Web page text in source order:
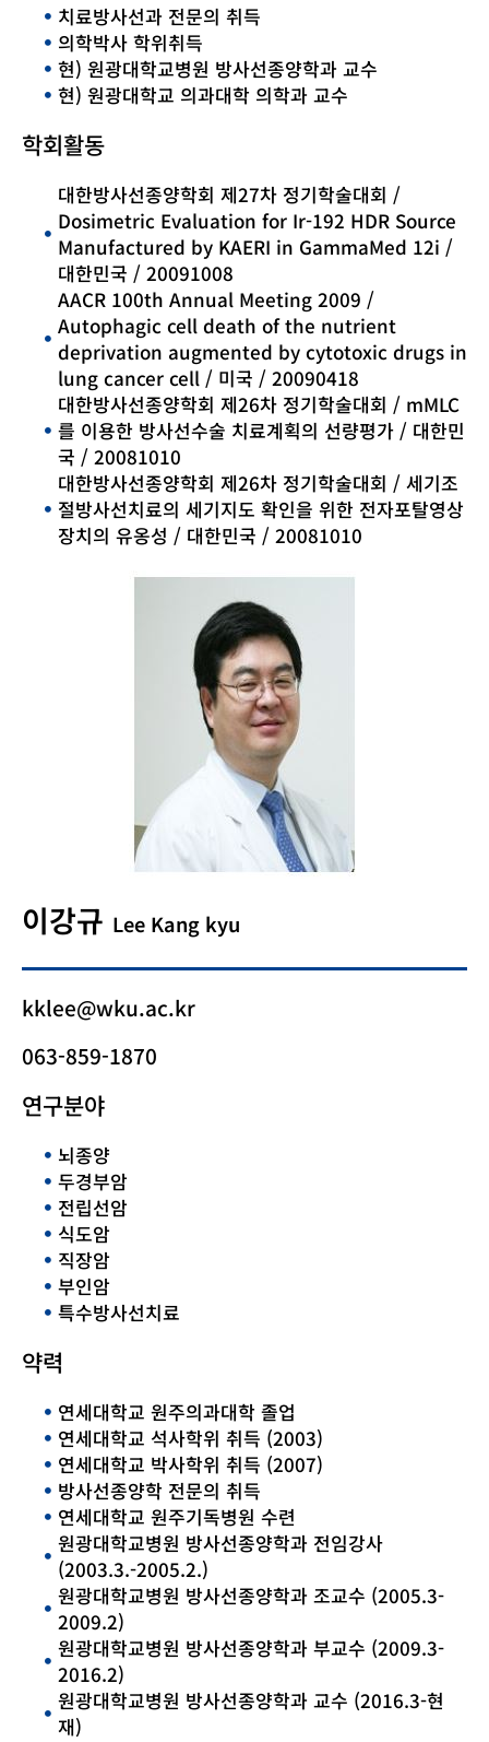
치료방사선과 전문의 취득
의학박사 학위취득
현) 원광대학교병원 방사선종양학과 교수
현) 원광대학교 의과대학 의학과 교수
학회활동
대한방사선종양학회 제27차 정기학술대회 /
Dosimetric Evaluation for Ir-192 HDR Source
Manufactured by KAERI in GammaMed 12i /
대한민국 / 20091008
AACR 100th Annual Meeting 2009 /
Autophagic cell death of the nutrient
deprivation augmented by cytotoxic drugs in
lung cancer cell / 미국 / 20090418
대한방사선종양학회 제26차 정기학술대회 / mMLC
를 이용한 방사선수술 치료계획의 선량평가 / 대한민
국 / 20081010
대한방사선종양학회 제26차 정기학술대회 / 세기조
절방사선치료의 세기지도 확인을 위한 전자포탈영상
장치의 유옹성 / 대한민국 / 20081010
이강규 Lee Kang kyu
kklee@wku.ac.kr
063-859-1870
연구분야
뇌종양
두경부암
전립선암
식도암
직장암
부인암
특수방사선치료
약력
연세대학교 원주의과대학 졸업
연세대학교 석사학위 취득 (2003)
연세대학교 박사학위 취득 (2007)
방사선종양학 전문의 취득
연세대학교 원주기독병원 수련
원광대학교병원 방사선종양학과 전임강사
(2003.3.-2005.2.)
원광대학교병원 방사선종양학과 조교수 (2005.3-
2009.2)
원광대학교병원 방사선종양학과 부교수 (2009.3-
2016.2)
원광대학교병원 방사선종양학과 교수 (2016.3-현
재)